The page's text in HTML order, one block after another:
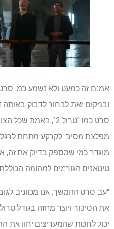
אמנם זה כמעט ולא נשמע כמו
ובמקום זאת לבחור לדבוק באותה
סרט כמו "טרול 2",
מוגדר כמי שמספק בדיוק את זה,
טיטאנים הגורמים למהומה
"עם סרט ההמשך, אנו מכוונים
את הסיפור ויוצר מחזה בגודל
יכול לחכות שהמעריצים יחוו את